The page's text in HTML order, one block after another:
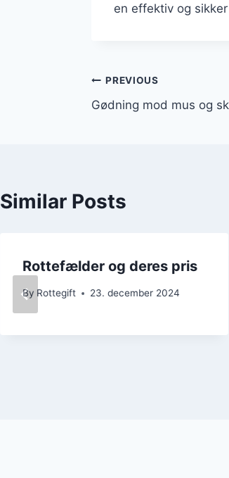
en effektiv og
PREVIOUS
Gødning mod mus og
Similar Posts
Rottefælder og deres pris
By Rottegift 23. december 2024